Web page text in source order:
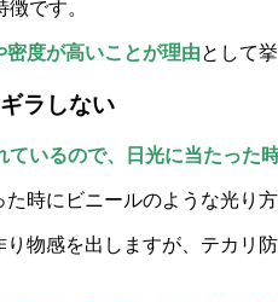
です。
度が高いことが理由として
ラしない
いるので、日光に当たった
時にビニールのような光り方
物感を出しますが、テカリ